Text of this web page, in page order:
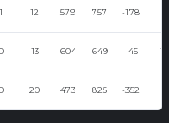
1 12 579 757 -178
13 604 649 -45 14
20 473 825 -352